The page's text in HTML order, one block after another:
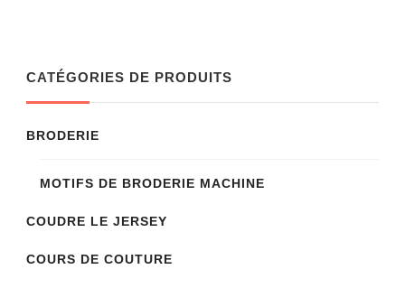
CATÉGORIES DE PRODUITS
BRODERIE
MOTIFS DE BRODERIE MACHINE
COUDRE LE JERSEY
COURS DE COUTURE